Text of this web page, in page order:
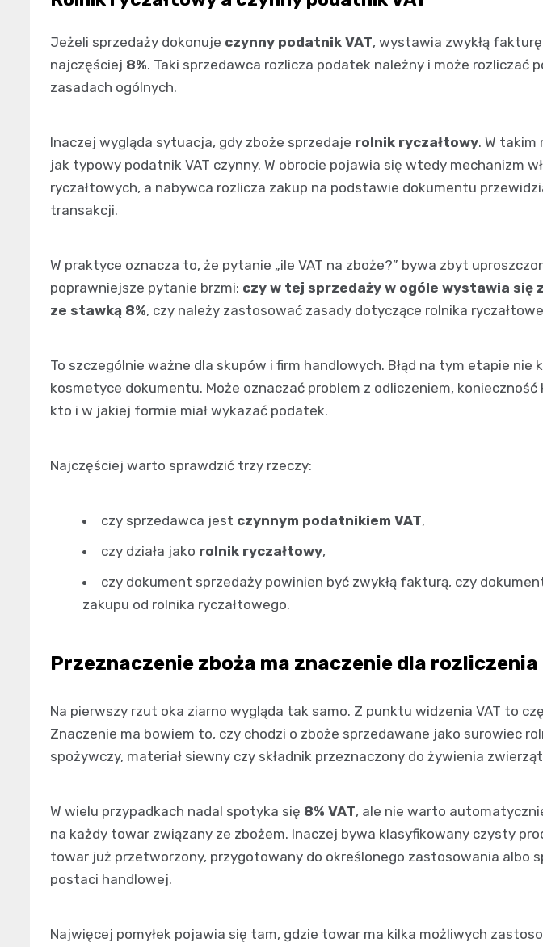
Jeżeli sprzedaży dokonuje czynny podatnik VAT, wystawia zwykłą
najczęściej 8%. Taki sprzedawca rozlicza podatek należny i może rozliczać
zasadach ogólnych.
Inaczej wygląda sytuacja, gdy zboże sprzedaje rolnik ryczałtowy. W takim
jak typowy podatnik VAT czynny. W obrocie pojawia się wtedy mechanizm
ryczałtowych, a nabywca rozlicza zakup na podstawie dokumentu
transakcji.
W praktyce oznacza to, że pytanie „ile VAT na zboże?” bywa zbyt
poprawniejsze pytanie brzmi: czy w tej sprzedaży w ogóle wystawia się
ze stawką 8%, czy należy zastosować zasady dotyczące rolnika
To szczególnie ważne dla skupów i firm handlowych. Błąd na tym etapie nie
kosmetyce dokumentu. Może oznaczać problem z odliczeniem,
kto i w jakiej formie miał wykazać podatek.
Najczęściej warto sprawdzić trzy rzeczy:
czy sprzedawca jest czynnym podatnikiem VAT,
czy działa jako rolnik ryczałtowy,
czy dokument sprzedaży powinien być zwykłą fakturą, czy
zakupu od rolnika ryczałtowego.
Przeznaczenie zboża ma znaczenie dla rozliczenia
Na pierwszy rzut oka ziarno wygląda tak samo. Z punktu widzenia VAT to
Znaczenie ma bowiem to, czy chodzi o zboże sprzedawane jako surowiec
spożywczy, materiał siewny czy składnik przeznaczony do żywienia
W wielu przypadkach nadal spotyka się 8% VAT, ale nie warto
na każdy towar związany ze zbożem. Inaczej bywa klasyfikowany czysty
towar już przetworzony, przygotowany do określonego zastosowania albo
postaci handlowej.
Najwięcej pomyłek pojawia się tam, gdzie towar ma kilka możliwych